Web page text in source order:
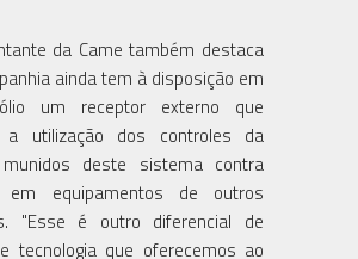
da Came também destaca
ainda tem à disposição em
um receptor externo que
a utilização dos controles da
deste sistema contra
em equipamentos de outros
"Esse é outro diferencial de
tecnologia que oferecemos ao